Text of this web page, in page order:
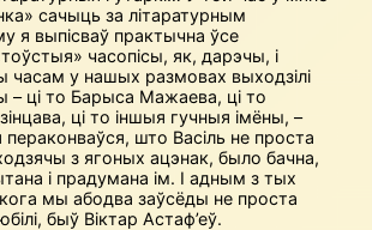
сачыць за літаратурным
я выпісваў практычна ўсе
часопісы, як, дарэчы, і
часам у нашых размовах выходзілі
– ці то Барыса Мажаева, ці то
ці то іншыя гучныя імёны, –
што Васіль не проста
з ягоных ацэнак, было бачна,
і прадумана ім. І адным з тых
мы абодва заўсёды не проста
быў Віктар Астаф’еў.